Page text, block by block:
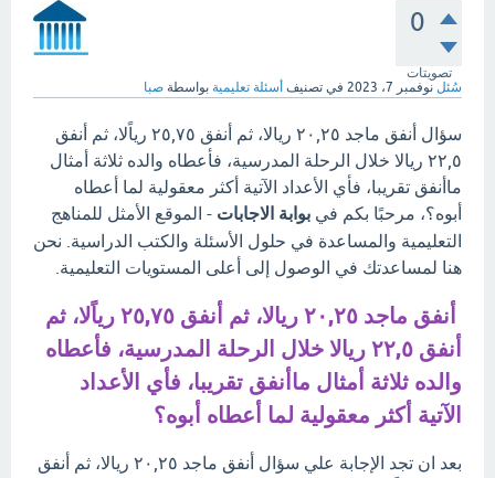
0
تصويتات
سُئل نوفمبر 7، 2023 في تصنيف أسئلة تعليمية بواسطة صبا
سؤال أنفق ماجد ٢٠,٢٥ ريالا، ثم أنفق ٢٥,٧٥ رياًلا، ثم أنفق
٢٢,٥ ريالا خلال الرحلة المدرسية، فأعطاه والده ثلاثة أمثال
ماأنفق تقريبا، فأي الأعداد الآتية أكثر معقولية لما أعطاه
أبوه؟، مرحبًا بكم في بوابة الاجابات - الموقع الأمثل للمناهج
التعليمية والمساعدة في حلول الأسئلة والكتب الدراسية. نحن
هنا لمساعدتك في الوصول إلى أعلى المستويات التعليمية.
أنفق ماجد ٢٠,٢٥ ريالا، ثم أنفق ٢٥,٧٥ رياًلا، ثم
أنفق ٢٢,٥ ريالا خلال الرحلة المدرسية، فأعطاه
والده ثلاثة أمثال ماأنفق تقريبا، فأي الأعداد
الآتية أكثر معقولية لما أعطاه أبوه؟
بعد ان تجد الإجابة علي سؤال أنفق ماجد ٢٠,٢٥ ريالا، ثم أنفق